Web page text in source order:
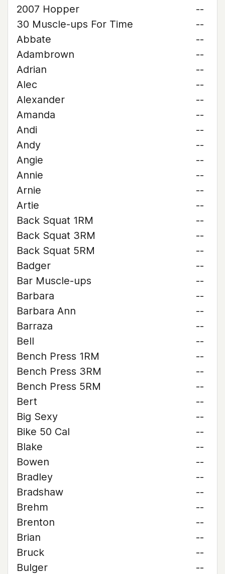
2007 Hopper
--
30 Muscle-ups For Time
--
Abbate
--
Adambrown
--
Adrian
--
Alec
--
Alexander
--
Amanda
--
Andi
--
Andy
--
Angie
--
Annie
--
Arnie
--
Artie
--
Back Squat 1RM
--
Back Squat 3RM
--
Back Squat 5RM
--
Badger
--
Bar Muscle-ups
--
Barbara
--
Barbara Ann
--
Barraza
--
Bell
--
Bench Press 1RM
--
Bench Press 3RM
--
Bench Press 5RM
--
Bert
--
Big Sexy
--
Bike 50 Cal
--
Blake
--
Bowen
--
Bradley
--
Bradshaw
--
Brehm
--
Brenton
--
Brian
--
Bruck
--
Bulger
--